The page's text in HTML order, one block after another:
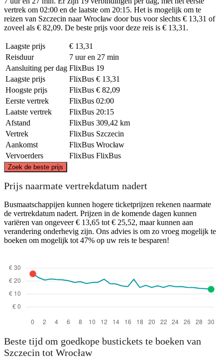
vertrek om 02:00 en de laatste om 20:15. Het is mogelijk om te
reizen van Szczecin naar Wrocław door bus voor slechts € 13,31 of
zoveel als € 82,09. De beste prijs voor deze reis is € 13,31.
Laagste prijs
€ 13,31
Reisduur
7 uur en 27 min
Aansluiting per dag FlixBus 19
Laagste prijs
FlixBus € 13,31
Hoogste prijs
FlixBus € 82,09
Eerste vertrek
FlixBus 02:00
Laatste vertrek
FlixBus 20:15
Afstand
FlixBus 309,42 km
Vertrek
FlixBus Szczecin
Aankomst
FlixBus Wrocław
Vervoerders
FlixBus FlixBus
Zoek de beste prijs
Wrocław
©CARTO
Prijs naarmate vertrekdatum nadert
Busmaatschappijen kunnen hogere ticketprijzen rekenen naarmate
de vertrekdatum nadert. Prijzen in de komende dagen kunnen
variëren van ongeveer € 13,65 tot € 25,52, maar kunnen aan
verandering onderhevig zijn. Ons advies is om zo vroeg mogelijk te
boeken om mogelijk tot 47% op uw reis te besparen!
Beste tijd om goedkope bustickets te boeken van
Szczecin tot Wrocław